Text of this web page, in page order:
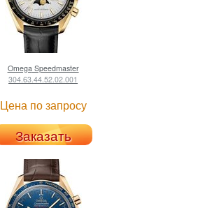
OmegaSpeedmaster
304.63.44.52.02.001
Цена по запросу
Заказать